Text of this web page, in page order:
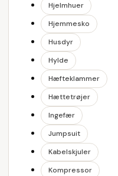
Hjelmhuer
Hjemmesko
Husdyr
Hylde
Hæfteklammer
Hættetrøjer
Ingefær
Jumpsuit
Kabelskjuler
Kompressor